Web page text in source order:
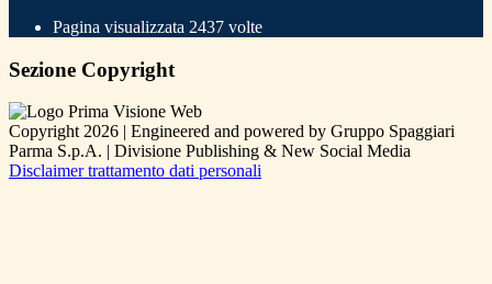
Pagina visualizzata 2437 volte
Sezione Copyright
Copyright 2026 | Engineered and powered by Gruppo Spaggiari
Parma S.p.A. | Divisione Publishing & New Social Media
Disclaimer trattamento dati personali